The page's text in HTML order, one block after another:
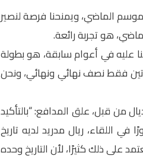
الماضي، ويمنحنا فرصة لنصير
هو تجربة رائعة.
عليه في أعوام سابقة، هو بطولة
فقط نصف نهائي ونهائي، ونحن
من قبل، علق المدافع: “بالتأكيد
في اللقاء، ريال مدريد لديه تاريخ
على ذلك كثيرًا، لأن التاريخ وحده